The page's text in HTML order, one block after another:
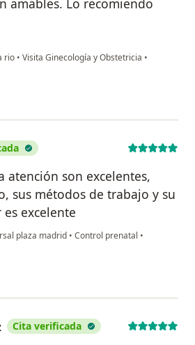
amables. Lo recomiendo
rio • Visita Ginecología y Obstetricia •
atención son excelentes,
sus métodos de trabajo y su
excelente
plaza madrid • Control prenatal •
Cita verificada